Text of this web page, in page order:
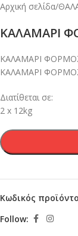
Αρχική σελίδα/
ΚΑΛΑΜΑΡΙ
ΚΑΛΑΜΑΡΙ
ΚΑΛΑΜΑΡΙ
Διατίθεται σε:
2 x 12kg
Κωδικός
Follow: